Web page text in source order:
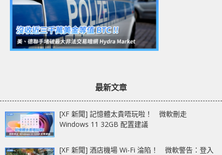
最新文章
[XF 新聞] 記憶體太貴唔玩啦！ 微軟刪走
Windows 11 32GB 配置建議
[XF 新聞] 酒店機場 Wi-Fi 淪陷！ 微軟警告：登入